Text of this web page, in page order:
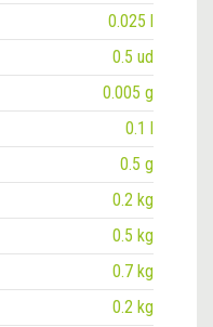
0.025 l
0.5 ud
0.005 g
0.1 l
0.5 g
0.2 kg
0.5 kg
0.7 kg
0.2 kg